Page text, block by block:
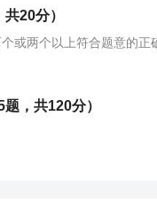
20分）
或两个以上符合题意的
，共120分）